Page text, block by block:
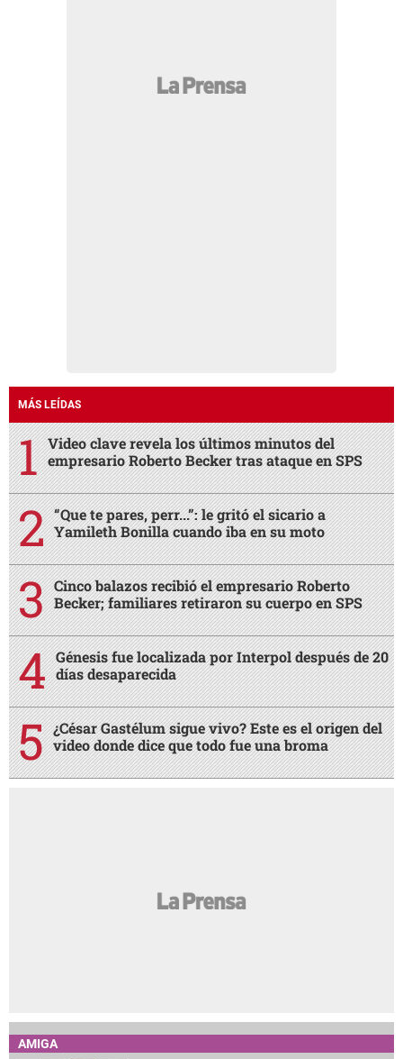
MÁS LEÍDAS
Video clave revela los últimos minutos del
empresario Roberto Becker tras ataque en SPS
“Que te pares, perr...”: le gritó el sicario a
Yamileth Bonilla cuando iba en su moto
Cinco balazos recibió el empresario Roberto
Becker; familiares retiraron su cuerpo en SPS
Génesis fue localizada por Interpol después de 20
días desaparecida
¿César Gastélum sigue vivo? Este es el origen del
video donde dice que todo fue una broma
AMIGA